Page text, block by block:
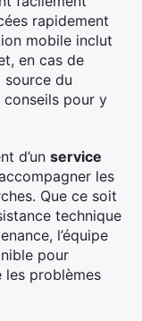
rapidement
mobile inclut
en cas de
source du
conseils pour y
d’un service
les
Que ce soit
technique
l’équipe
pour
les problèmes